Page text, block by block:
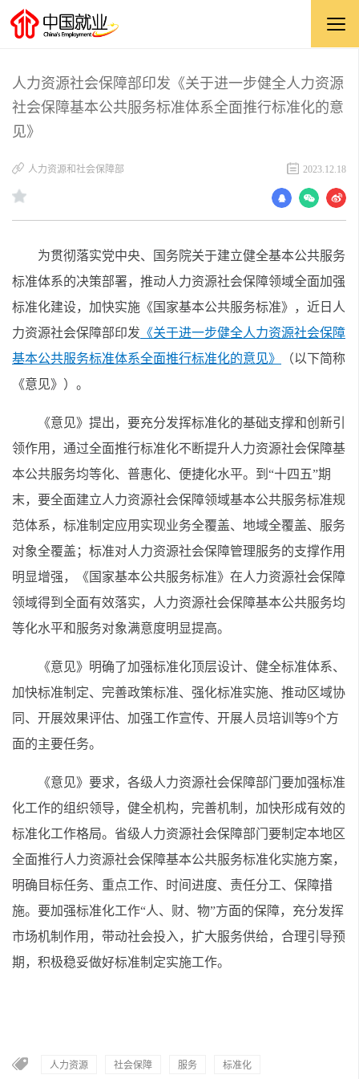
人力资源社会保障部印发《关于进一步健全人力资源
社会保障基本公共服务标准体系全面推行标准化的意
见》
人力资源和社会保障部 2023.12.18
为贯彻落实党中央、国务院关于建立健全基本公共服务
标准体系的决策部署，推动人力资源社会保障领域全面加强
标准化建设，加快实施《国家基本公共服务标准》，近日人
力资源社会保障部印发 《关于进一步健全人力资源社会保障
基本公共服务标准体系全面推行标准化的意见》
（以下简称
《意见》）。
《意见》提出，要充分发挥标准化的基础支撑和创新引
领作用，通过全面推行标准化不断提升人力资源社会保障基
本公共服务均等化、普惠化、便捷化水平。到“十四五”期
末，要全面建立人力资源社会保障领域基本公共服务标准规
范体系，标准制定应用实现业务全覆盖、地域全覆盖、服务
对象全覆盖；标准对人力资源社会保障管理服务的支撑作用
明显增强，《国家基本公共服务标准》在人力资源社会保障
领域得到全面有效落实，人力资源社会保障基本公共服务均
等化水平和服务对象满意度明显提高。
《意见》明确了加强标准化顶层设计、健全标准体系、
加快标准制定、完善政策标准、强化标准实施、推动区域协
同、开展效果评估、加强工作宣传、开展人员培训等9个方
面的主要任务。
《意见》要求，各级人力资源社会保障部门要加强标准
化工作的组织领导，健全机构，完善机制，加快形成有效的
标准化工作格局。省级人力资源社会保障部门要制定本地区
全面推行人力资源社会保障基本公共服务标准化实施方案，
明确目标任务、重点工作、时间进度、责任分工、保障措
施。要加强标准化工作“人、财、物”方面的保障，充分发挥
市场机制作用，带动社会投入，扩大服务供给，合理引导预
期，积极稳妥做好标准制定实施工作。
人力资源 社会保障 服务 标准化